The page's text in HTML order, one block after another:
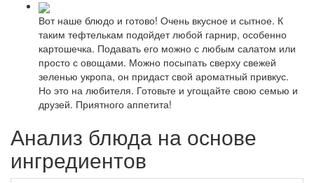
Вот наше блюдо и готово! Очень вкусное и сытное. К
таким тефтелькам подойдет любой гарнир, особенно
картошечка. Подавать его можно с любым салатом или
просто с овощами. Можно посыпать сверху свежей
зеленью укропа, он придаст свой ароматный привкус.
Но это на любителя. Готовьте и угощайте свою семью и
друзей. Приятного аппетита!
Анализ блюда на основе
ингредиентов